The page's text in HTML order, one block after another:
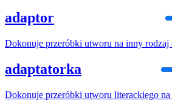
adaptor
Dokonuje przeróbki utworu na inny rodzaj
adaptatorka
Dokonuje przeróbki utworu literackiego